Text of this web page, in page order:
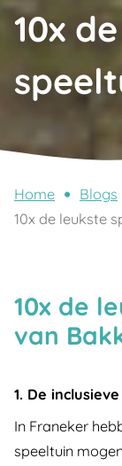
10x
Home
Blogs
10x de leukste
10x de
van
1. De
In Franeker
speeltuin